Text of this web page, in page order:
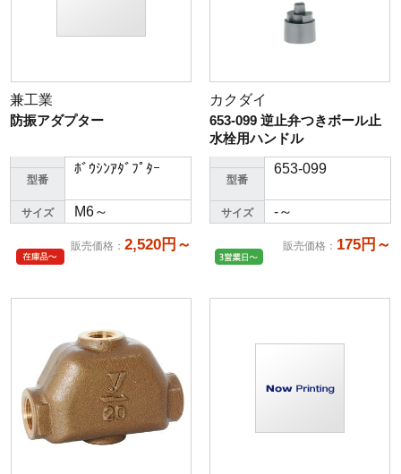
兼工業
防振アダプター
型番
ﾎﾞｳｼﾝｱﾀﾞﾌﾟﾀｰ
サイズ M6～
販売価格 ： 2,520円～
カクダイ
653-099 逆止弁つきボール止
水栓用ハンドル
型番
653-099
サイズ -～
販売価格 ： 175円～